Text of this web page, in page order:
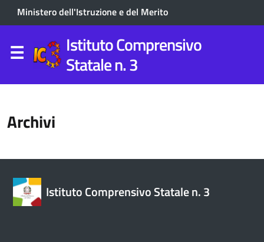
Ministero dell'Istruzione e del Merito
Istituto Comprensivo
Statale n. 3
Archivi
Istituto Comprensivo Statale n. 3